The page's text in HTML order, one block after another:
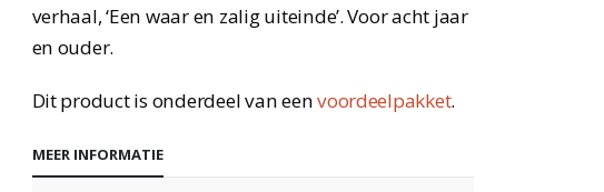
verhaal, ‘Een waar en zalig uiteinde’. Voor acht jaar
en ouder.
Dit product is onderdeel van eenvoordeelpakket.
MEER INFORMATIE